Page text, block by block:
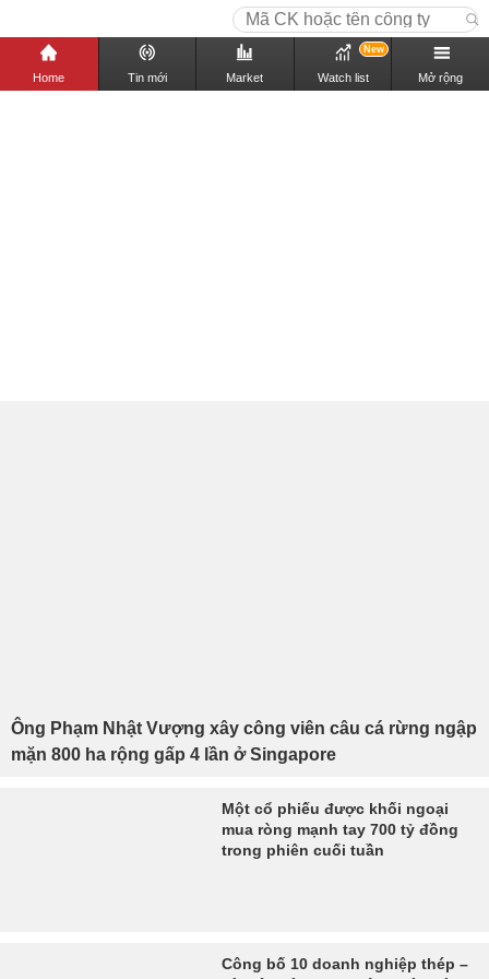
Home Tin mới Market Watch list
New
Mở rộng
Ông Phạm Nhật Vượng xây công viên câu cá rừng ngập
mặn 800 ha rộng gấp 4 lần ở Singapore
Một cổ phiếu được khối ngoại
mua ròng mạnh tay 700 tỷ đồng
trong phiên cuối tuần
Công bố 10 doanh nghiệp thép –